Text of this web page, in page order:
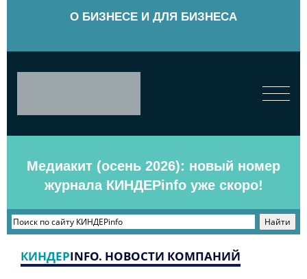
О БИЗНЕСЕ И ДЛЯ БИЗНЕСА
Медиакит (осень 2026): новый номер
журнала КИНДЕРinfo уже скоро!
КИНДЕРINFO. НОВОСТИ КОМПАНИЙ